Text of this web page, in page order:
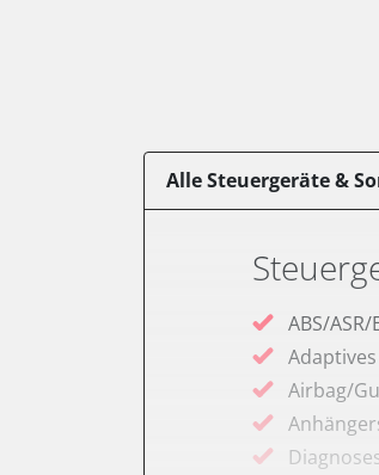
Alle Steuergeräte &
ABS/ASR/
Airbag/